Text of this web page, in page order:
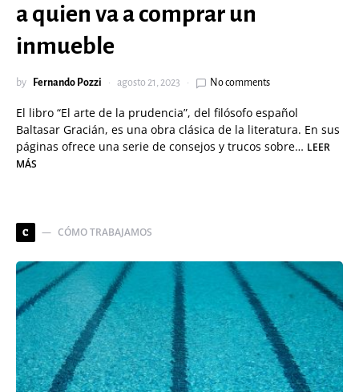
a quien va a comprar un
inmueble
by Fernando Pozzi agosto 21, 2023 No comments
El libro “El arte de la prudencia”, del filósofo español
Baltasar Gracián, es una obra clásica de la literatura. En sus
páginas ofrece una serie de consejos y trucos sobre… LEER
MÁS
C CÓMO TRABAJAMOS